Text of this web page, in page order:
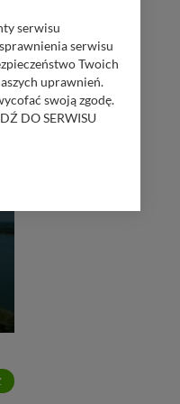
serwisu
serwisu
Twoich
uprawnień.
swoją zgodę.
DO SERWISU
z formularza
ul. Wiejska 17,
zabronić ich
w odniesieniu do